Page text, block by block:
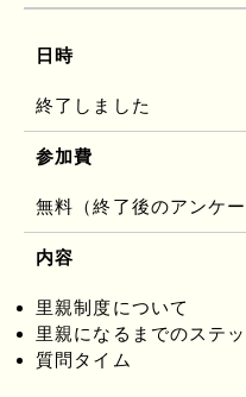
日時
終了しました
参加費
無料（終了後のアンケ
内容
里親制度について
里親になるまでのステ
質問タイム